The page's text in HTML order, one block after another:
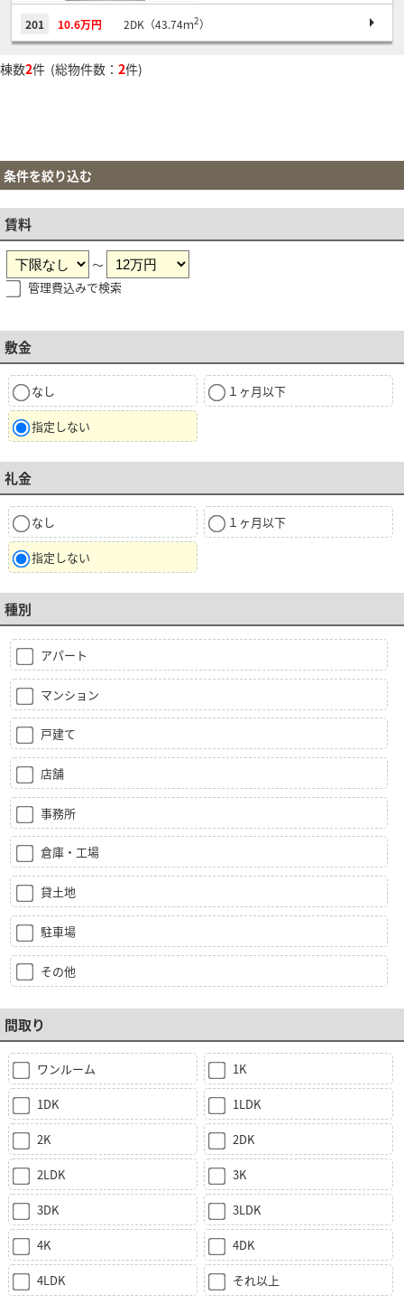
201 10.6万円 2DK（43.74ｍ2）
棟数2件 (総物件数： 2件)
条件を絞り込む
賃料
～
管理費込みで検索
敷金
なし １ヶ月以下
指定しない
礼金
なし １ヶ月以下
指定しない
種別
アパート
マンション
戸建て
店舗
事務所
倉庫・工場
貸土地
駐車場
その他
間取り
ワンルーム 1K
1DK 1LDK
2K 2DK
2LDK 3K
3DK 3LDK
4K 4DK
4LDK それ以上